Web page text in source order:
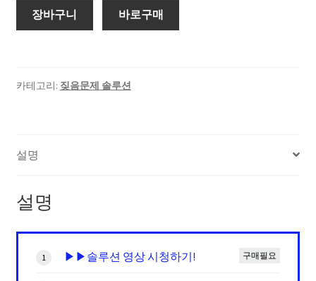
장바구니 바로구매
카테고리: 짖음문제 솔루션
설명
설명
1 ▶▶솔루션 영상 시청하기! 구매필요